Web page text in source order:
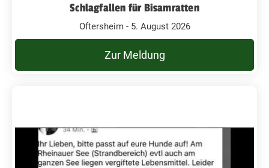
Schlagfallen für Bisamratten
Oftersheim - 5. August 2026
Zur Meldung